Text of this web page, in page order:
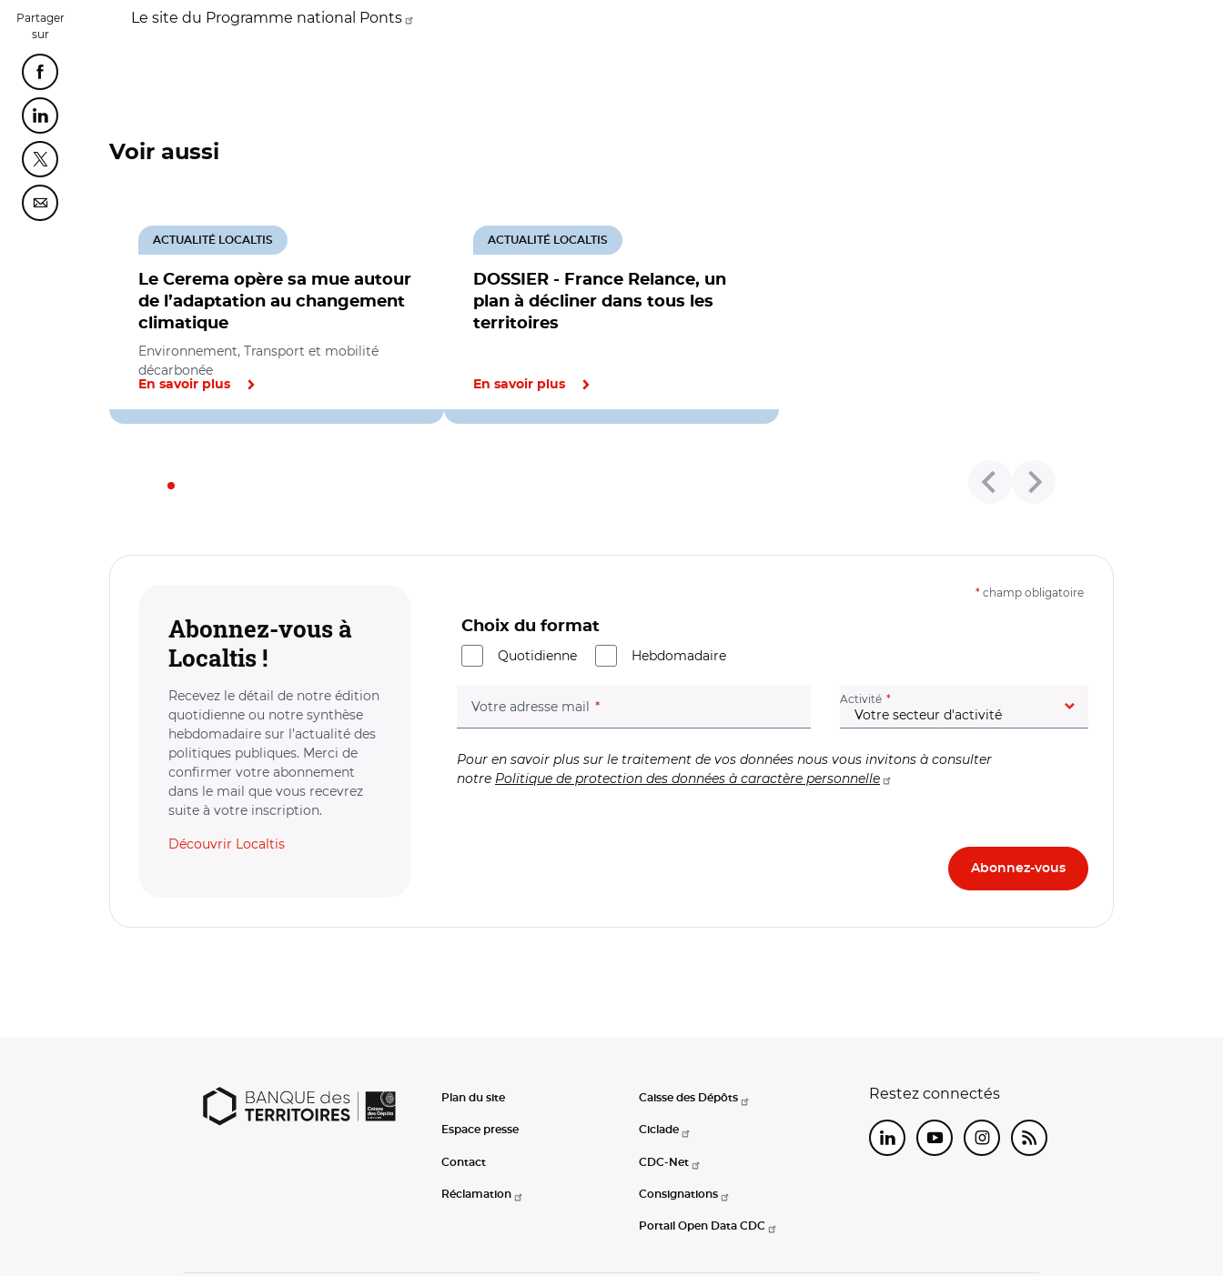
Partager
sur
Partager cette page sur Facebook
Partager cette page sur Linkedin
Partager cette page sur Twitter
Partager cette page sur Courriel
Le site du Programme national Ponts
Voir aussi
Le Cerema opère sa mue autour
de l’adaptation au changement
climatique
ACTUALITÉ LOCALTIS
Environnement, Transport et mobilité
décarbonée
En savoir plus
DOSSIER - France Relance, un
plan à décliner dans tous les
territoires
ACTUALITÉ LOCALTIS
En savoir plus
Abonnez-vous à
Localtis !
Recevez le détail de notre édition
quotidienne ou notre synthèse
hebdomadaire sur l’actualité des
politiques publiques. Merci de
confirmer votre abonnement
dans le mail que vous recevrez
suite à votre inscription.
Découvrir Localtis
* champ obligatoire
Choix du format
Quotidienne
Hebdomadaire
Votre adresse mail (champ obligatoire) Activité (champ obligatoire)
Pour en savoir plus sur le traitement de vos données nous vous invitons à consulter
notre Politique de protection des données à caractère personnelle
Plan du site
Espace presse
Contact
Réclamation
Caisse des Dépôts
Ciclade
CDC-Net
Consignations
Portail Open Data CDC
Restez connectés
LinkedInYoutubeInstagram
RSS